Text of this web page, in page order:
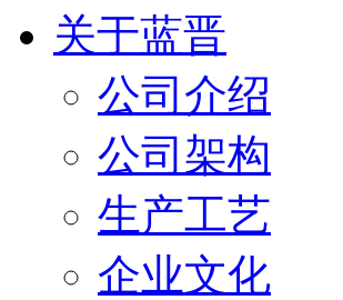
关于蓝晋
公司介绍
公司架构
生产工艺
企业文化